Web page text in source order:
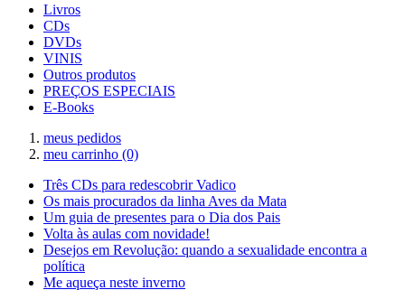
Livros
CDs
DVDs
VINIS
Outros produtos
PREÇOS ESPECIAIS
E-Books
meus pedidos
meu carrinho (0)
Três CDs para redescobrir Vadico
Os mais procurados da linha Aves da Mata
Um guia de presentes para o Dia dos Pais
Volta às aulas com novidade!
Desejos em Revolução: quando a sexualidade encontra a
política
Me aqueça neste inverno